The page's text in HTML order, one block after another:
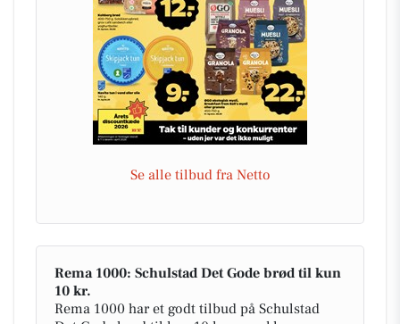
Se alle tilbud fra Netto
Rema 1000: Schulstad Det Gode brød til kun
10 kr.
Rema 1000 har et godt tilbud på Schulstad